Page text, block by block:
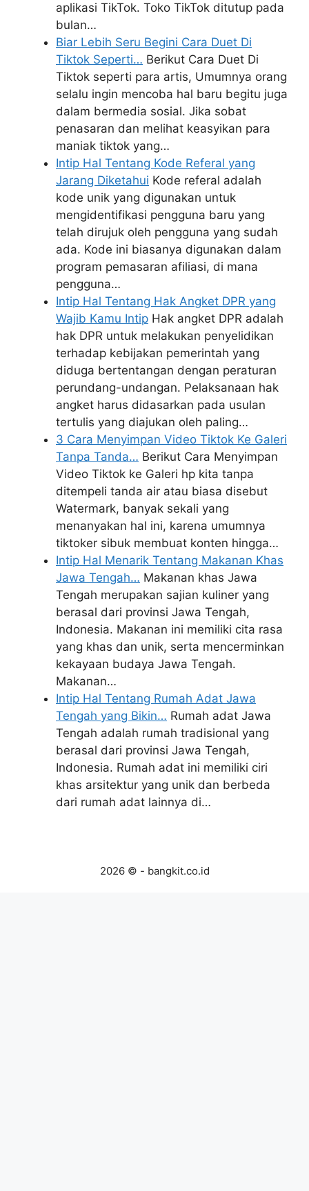
aplikasi TikTok. Toko TikTok ditutup pada
bulan…
Biar Lebih Seru Begini Cara Duet Di
Tiktok Seperti… Berikut Cara Duet Di
Tiktok seperti para artis, Umumnya orang
selalu ingin mencoba hal baru begitu juga
dalam bermedia sosial. Jika sobat
penasaran dan melihat keasyikan para
maniak tiktok yang…
Intip Hal Tentang Kode Referal yang
Jarang Diketahui Kode referal adalah
kode unik yang digunakan untuk
mengidentifikasi pengguna baru yang
telah dirujuk oleh pengguna yang sudah
ada. Kode ini biasanya digunakan dalam
program pemasaran afiliasi, di mana
pengguna…
Intip Hal Tentang Hak Angket DPR yang
Wajib Kamu Intip Hak angket DPR adalah
hak DPR untuk melakukan penyelidikan
terhadap kebijakan pemerintah yang
diduga bertentangan dengan peraturan
perundang-undangan. Pelaksanaan hak
angket harus didasarkan pada usulan
tertulis yang diajukan oleh paling…
3 Cara Menyimpan Video Tiktok Ke Galeri
Tanpa Tanda… Berikut Cara Menyimpan
Video Tiktok ke Galeri hp kita tanpa
ditempeli tanda air atau biasa disebut
Watermark, banyak sekali yang
menanyakan hal ini, karena umumnya
tiktoker sibuk membuat konten hingga…
Intip Hal Menarik Tentang Makanan Khas
Jawa Tengah… Makanan khas Jawa
Tengah merupakan sajian kuliner yang
berasal dari provinsi Jawa Tengah,
Indonesia. Makanan ini memiliki cita rasa
yang khas dan unik, serta mencerminkan
kekayaan budaya Jawa Tengah.
Makanan…
Intip Hal Tentang Rumah Adat Jawa
Tengah yang Bikin… Rumah adat Jawa
Tengah adalah rumah tradisional yang
berasal dari provinsi Jawa Tengah,
Indonesia. Rumah adat ini memiliki ciri
khas arsitektur yang unik dan berbeda
dari rumah adat lainnya di…
2026 © - bangkit.co.id